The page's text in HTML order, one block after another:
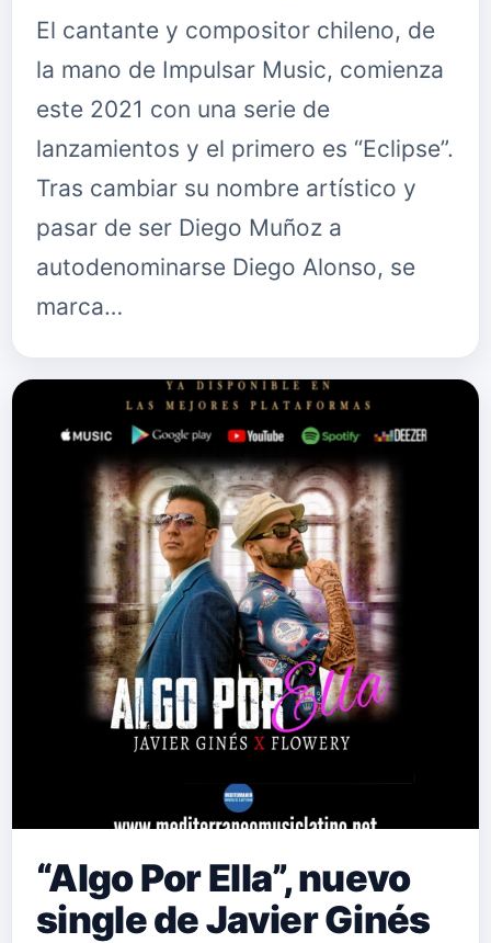
El cantante y compositor chileno, de
la mano de Impulsar Music, comienza
este 2021 con una serie de
lanzamientos y el primero es “Eclipse”.
Tras cambiar su nombre artístico y
pasar de ser Diego Muñoz a
autodenominarse Diego Alonso, se
marca…
“Algo Por Ella”, nuevo
single de Javier Ginés